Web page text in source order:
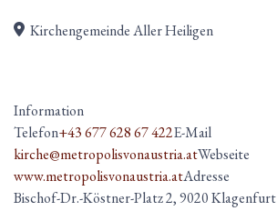
Kirchengemeinde Aller Heiligen
Information
Telefon+43 677 628 67 422E-Mail
kirche@metropolisvonaustria.atWebseite
www.metropolisvonaustria.atAdresse
Bischof-Dr.-Köstner-Platz 2, 9020 Klagenfurt